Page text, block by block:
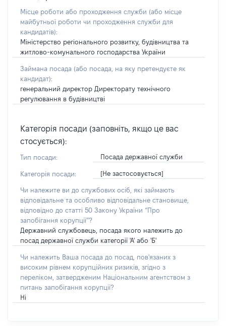
Місце роботи або проходження служби (або місце
майбутньої роботи чи проходження служби для
кандидатів):
Міністерство регіонального розвитку, будівництва та
житлово-комунального господарства України
Займана посада (або посада, на яку претендуєте як
кандидат):
генеральний директор Директорату технічного
регулювання в будівництві
Категорія посади (заповніть, якщо це вас
стосується):
Тип посади: Посада державної служби
Категорія посади: [Не застосовується]
Чи належите ви до службових осіб, які займають
відповідальне та особливо відповідальне становище,
відповідно до статті 50 Закону України “Про
запобігання корупції”?
Державний службовець, посада якого належить до
посад державної служби категорії 'А' або 'Б'
Чи належить Ваша посада до посад, пов'язаних з
високим рівнем корупційних ризиків, згідно з
переліком, затвердженим Національним агентством з
питань запобігання корупції?
Ні